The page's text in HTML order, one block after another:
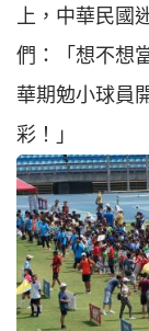
上，中華民國
們：「想不想
華期勉小球員
彩！」